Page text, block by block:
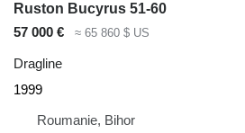
Ruston Bucyrus 51-60
57 000 €
≈ 65 860 $ US
Dragline
1999
Roumanie, Bihor